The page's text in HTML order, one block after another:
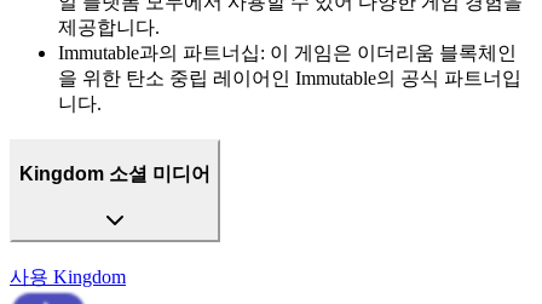
제공합니다.
Immutable과의 파트너십: 이 게임은 이더리움 블록체인
을 위한 탄소 중립 레이어인 Immutable의 공식 파트너입
니다.
Kingdom 소셜 미디어
사용 Kingdom